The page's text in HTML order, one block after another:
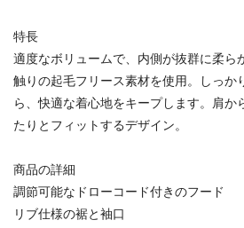
特長
適度なボリュームで、内側が抜群に柔ら
触りの起毛フリース素材を使用。しっか
ら、快適な着心地をキープします。肩か
たりとフィットするデザイン。
商品の詳細
調節可能なドローコード付きのフード
リブ仕様の裾と袖口